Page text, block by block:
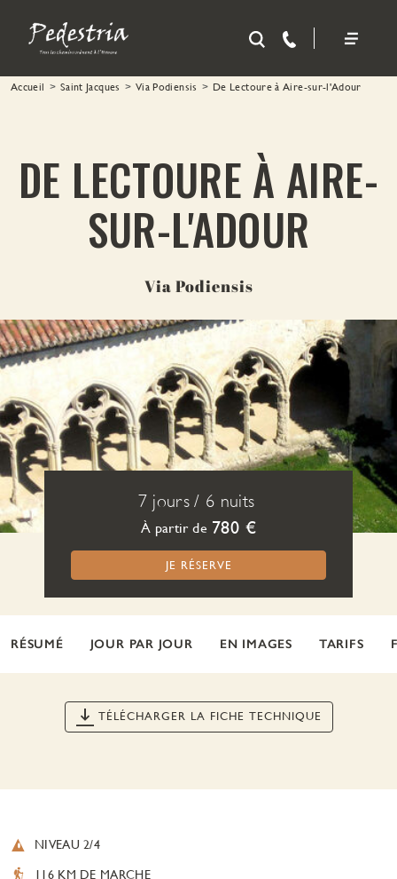
Accueil Saint Jacques Via Podiensis De Lectoure à Aire-sur-l'Adour
DE LECTOURE À AIRE-
SUR-L'ADOUR
Via Podiensis
7 jours / 6 nuits
À partir de 780 €
JE RÉSERVE
RÉSUMÉ JOUR PAR JOUR EN IMAGES TARIFS
TÉLÉCHARGER LA FICHE TECHNIQUE
NIVEAU 2/4
116 KM DE MARCHE